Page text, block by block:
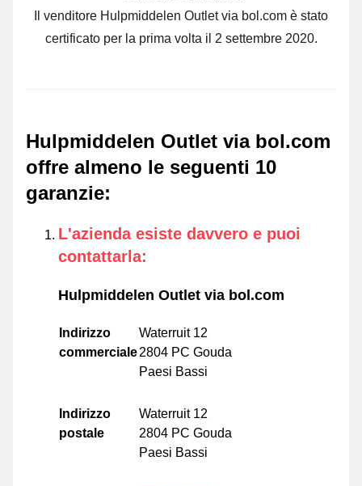
Il venditore Hulpmiddelen Outlet via bol.com è stato
certificato per la prima volta il 2 settembre 2020.
Hulpmiddelen Outlet via bol.com
offre almeno le seguenti 10
garanzie:
L'azienda esiste davvero e puoi
contattarla:
Hulpmiddelen Outlet via bol.com
Indirizzo
commerciale
Waterruit 12
2804 PC Gouda
Paesi Bassi
Indirizzo
postale
Waterruit 12
2804 PC Gouda
Paesi Bassi